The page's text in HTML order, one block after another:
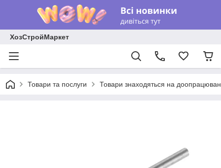
ХозСтройМаркет
Товари та послуги Товари знаходяться на